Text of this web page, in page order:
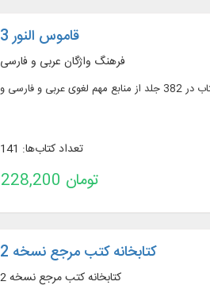
قاموس النور 3
فرهنگ واژگان عربی و فارسی
تعداد کتاب‌ها: 141
228,200 تومان
کتابخانه کتب مرجع نسخه 2
کتابخانه کتب مرجع نسخه 2